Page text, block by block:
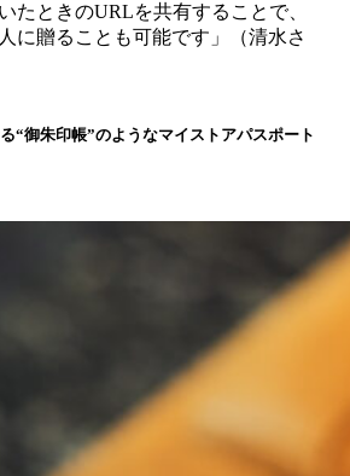
たときのURLを共有することで、
に贈ることも可能です」（清水さ
“御朱印帳”のようなマイストアパスポート